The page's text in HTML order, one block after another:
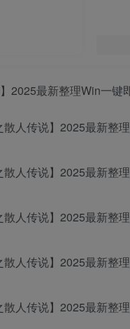
2025最新整理Win一键